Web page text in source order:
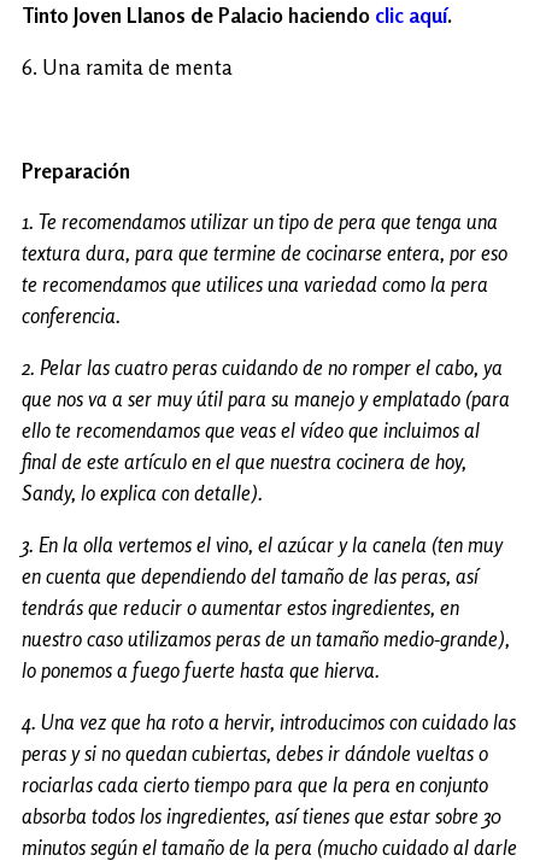
Tinto Joven Llanos de Palacio haciendo clic aquí.
6. Una ramita de menta
Preparación
1. Te recomendamos utilizar un tipo de pera que tenga una
textura dura, para que termine de cocinarse entera, por eso
te recomendamos que utilices una variedad como la pera
conferencia.
2. Pelar las cuatro peras cuidando de no romper el cabo, ya
que nos va a ser muy útil para su manejo y emplatado (para
ello te recomendamos que veas el vídeo que incluimos al
final de este artículo en el que nuestra cocinera de hoy,
Sandy, lo explica con detalle).
3. En la olla vertemos el vino, el azúcar y la canela (ten muy
en cuenta que dependiendo del tamaño de las peras, así
tendrás que reducir o aumentar estos ingredientes, en
nuestro caso utilizamos peras de un tamaño medio-grande),
lo ponemos a fuego fuerte hasta que hierva.
4. Una vez que ha roto a hervir, introducimos con cuidado las
peras y si no quedan cubiertas, debes ir dándole vueltas o
rociarlas cada cierto tiempo para que la pera en conjunto
absorba todos los ingredientes, así tienes que estar sobre 30
minutos según el tamaño de la pera (mucho cuidado al darle